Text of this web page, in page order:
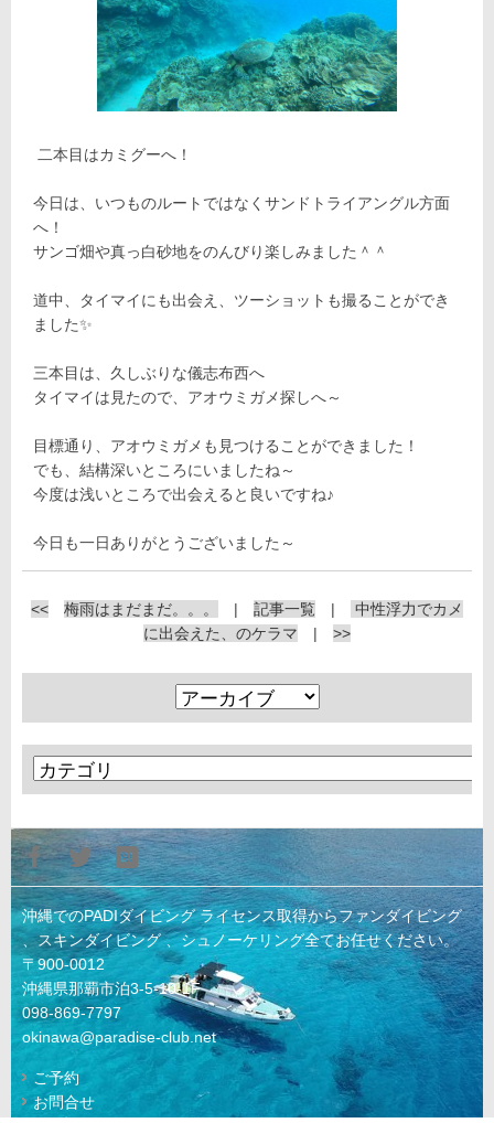
二本目はカミグーへ！
今日は、いつものルートではなくサンドトライアングル方面
へ！
サンゴ畑や真っ白砂地をのんびり楽しみました＾＾
道中、タイマイにも出会え、ツーショットも撮ることができ
ました✨
三本目は、久しぶりな儀志布西へ
タイマイは見たので、アオウミガメ探しへ～
目標通り、アオウミガメも見つけることができました！
でも、結構深いところにいましたね～
今度は浅いところで出会えると良いですね♪
今日も一日ありがとうございました～
<< 梅雨はまだまだ。。。 | 記事一覧 |
中性浮力でカメ
に出会えた、のケラマ | >>
沖縄でのPADIダイビング ライセンス取得からファンダイビング
、スキンダイビング 、シュノーケリング全てお任せください。
〒900-0012
沖縄県那覇市泊3-5-10-1F
098-869-7797
okinawa@paradise-club.net
ご予約
お問合せ